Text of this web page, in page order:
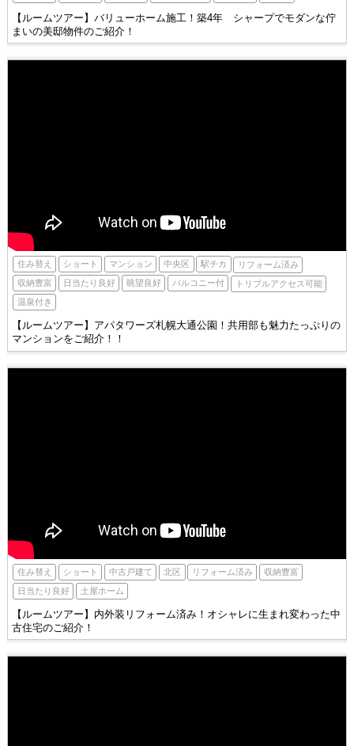
【ルームツアー】バリューホーム施工！築4年 シャープでモダンな佇
まいの美邸物件のご紹介！
住み替え ショート マンション 中央区 駅チカ
リフォーム済み
収納豊富
日当たり良好 眺望良好 バルコニー付
トリプルアクセス可能
温泉付き
【ルームツアー】アパタワーズ札幌大通公園！共用部も魅力たっぷりの
マンションをご紹介！！
住み替え ショート 中古戸建て 北区 リフォーム済み 収納豊富
日当たり良好 土屋ホーム
【ルームツアー】内外装リフォーム済み！オシャレに生まれ変わった中
古住宅のご紹介！